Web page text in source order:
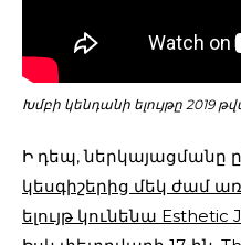
Խմբի կենդանի ելույթը 2019
Ի դեպ, ներկայացմանը
կեսգիշերից մեկ ժամ
ելույթ կունենա Esthetic